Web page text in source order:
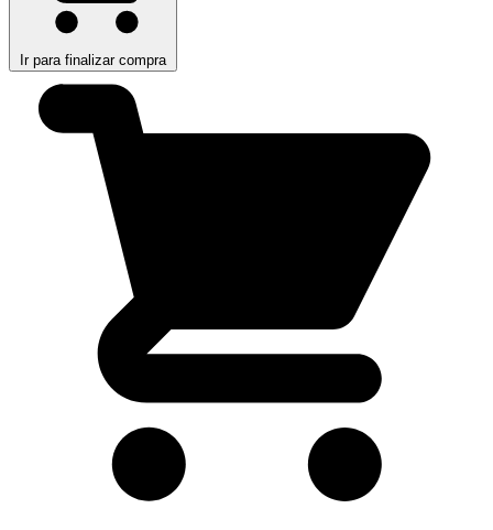
Ir para finalizar compra